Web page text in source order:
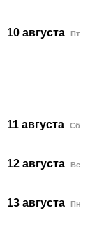
10 августа
Пт
11 августа
Сб
12 августа
Вс
13 августа
Пн